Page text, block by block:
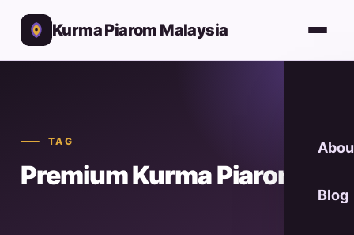
Kurma Piarom Malaysia
Blog
TAG
Premium Kurma Piarom